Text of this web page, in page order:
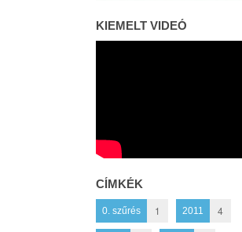
KIEMELT VIDEÓ
CÍMKÉK
0. szűrés 1 2011 4